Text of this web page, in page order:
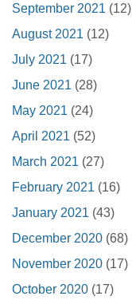
September 2021 (12)
August 2021 (12)
July 2021 (17)
June 2021 (28)
May 2021 (24)
April 2021 (52)
March 2021 (27)
February 2021 (16)
January 2021 (43)
December 2020 (68)
November 2020 (17)
October 2020 (17)